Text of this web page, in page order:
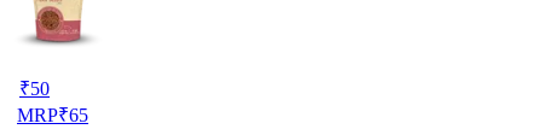
₹50
MRP₹65